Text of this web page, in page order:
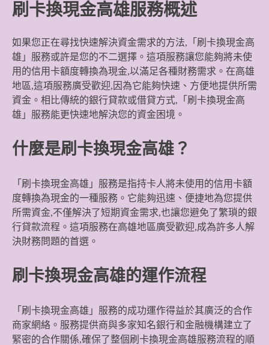
刷卡換現金高雄服務概述
如果您正在尋找快速解決資金需求的方法,「刷卡換現金高
雄」服務或許是您的不二選擇。這項服務讓您能夠將未使
用的信用卡額度轉換為現金,以滿足各種財務需求。在高雄
地區,這項服務廣受歡迎,因為它能夠快速、方便地提供所需
資金。相比傳統的銀行貸款或借貸方式,「刷卡換現金高
雄」服務能更快速地解決您的資金困境。
什麼是刷卡換現金高雄？
「刷卡換現金高雄」服務是指持卡人將未使用的信用卡額
度轉換為現金的一種服務。它能夠迅速、便捷地為您提供
所需資金,不僅解決了短期資金需求,也讓您避免了繁瑣的銀
行貸款流程。這項服務在高雄地區廣受歡迎,成為許多人解
決財務問題的首選。
刷卡換現金高雄的運作流程
「刷卡換現金高雄」服務的成功運作得益於其廣泛的合作
商家網絡。服務提供商與多家知名銀行和金融機構建立了
緊密的合作關係,確保了整個刷卡換現金高雄服務流程的順